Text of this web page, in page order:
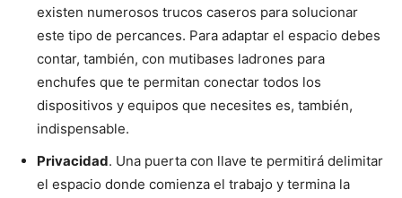
existen numerosos trucos caseros para solucionar
este tipo de percances. Para adaptar el espacio debes
contar, también, con mutibases ladrones para
enchufes que te permitan conectar todos los
dispositivos y equipos que necesites es, también,
indispensable.
Privacidad. Una puerta con llave te permitirá delimitar
el espacio donde comienza el trabajo y termina la